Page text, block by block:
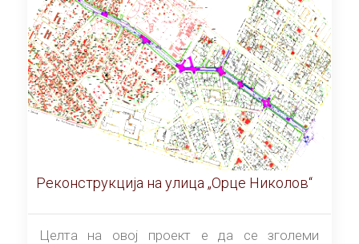
Реконструкција на улица „Орце Николов“
Целта на овој проект е да се зголеми